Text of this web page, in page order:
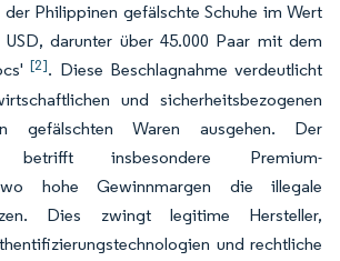
der Philippinen gefälschte Schuhe im Wert
darunter über 45.000 Paar mit dem
[2]. Diese Beschlagnahme verdeutlicht
und sicherheitsbezogenen
gefälschten Waren ausgehen. Der
betrifft insbesondere Premium-
wo hohe Gewinnmargen die illegale
Dies zwingt legitime Hersteller,
und rechtliche